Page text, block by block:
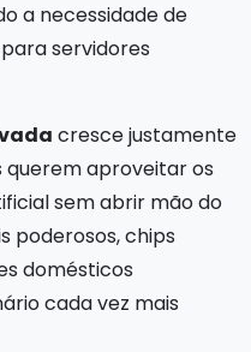
a necessidade de
servidores
cresce justamente
querem aproveitar os
sem abrir mão do
poderosos, chips
domésticos
cada vez mais